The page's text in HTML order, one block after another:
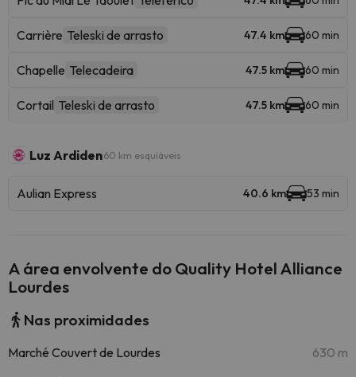
Carrière Teleski de arrasto 47.4 km 60 min
Chapelle Telecadeira 47.5 km 60 min
Cortail Teleski de arrasto 47.5 km 60 min
Luz Ardiden60 km esquiáveis
Aulian Express 40.6 km 53 min
A área envolvente do Quality Hotel Alliance
Lourdes
Nas proximidades
Marché Couvert de Lourdes 630 m